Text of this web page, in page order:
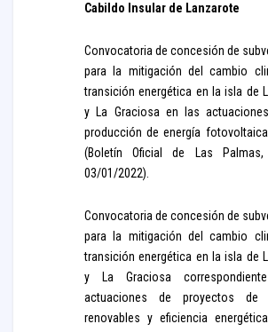
Cabildo Insular de Lanzarote
Convocatoria de concesión de
para la mitigación del cambio
transición energética en la isla de
y La Graciosa en las
producción de energía
(Boletín Oficial de Las
03/01/2022).
Convocatoria de concesión de
para la mitigación del cambio
transición energética en la isla de
y La Graciosa
actuaciones de proyectos de
renovables y eficiencia